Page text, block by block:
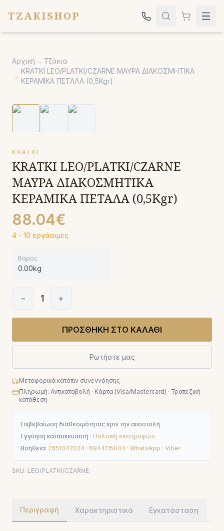
TZAKISHOP
Σόμπες
Ψησταριές
Κήπος
Επικοινωνία
Καλέστε μας:2651042024
Αρχική → Τζάκια
→
KRATKI LEO/PLATKI/CZARNE ΜΑΥΡΑ ΔΙΑΚΟΣΜΗΤΙΚΑ
ΚΕΡΑΜΙΚΑ ΠΕΤΑΛΑ (0,5Kgr)
KRATKI
KRATKI LEO/PLATKI/CZARNE
ΜΑΥΡΑ ΔΙΑΚΟΣΜΗΤΙΚΑ
ΚΕΡΑΜΙΚΑ ΠΕΤΑΛΑ (0,5Kgr)
88.04€
4 - 10 εργάσιμες
Βάρος
0.00kg
− 1 +
ΠΡΟΣΘΗΚΗ ΣΤΟ ΚΑΛΑΘΙ
Ρωτήστε μας
Μεταφορικά κατόπιν συνεννόησης
Πληρωμή: Αντικαταβολή · Κάρτα (Visa/Mastercard) · Τραπεζική
κατάθεση
Επιβεβαίωση διαθεσιμότητας πριν την αποστολή
Εγγύηση κατασκευαστή · Πολιτική επιστροφών
Βοήθεια: 2651042024 · 6944115044 · WhatsApp · Viber
SKU: LEO/PLATKI/CZARNE
Περιγραφή Χαρακτηριστικά Εγκατάσταση